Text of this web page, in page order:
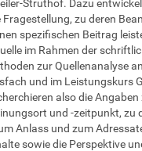
Struthof. Dazu
Fragestellung, zu deren
spezifischen Beitrag
im Rahmen der
zur Quellenanalyse
und im Leistungskurs
also die
und -zeitpunkt, zu
Anlass und zum
sowie die Perspektive